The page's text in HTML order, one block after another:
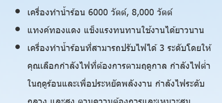
เครื่องทำน้ำร้อน 6000 วัตต์, 8,000 วัตต์
แทงค์ทองแดง แข็งแรงทนทานใช้งานได้ยาวนาน
เครื่องทำน้ำร้อนที่สามารถปรับไฟได้ 3 ระดับโดยให้
คุณเลือกกำลังไฟที่ต้องการตามฤดูกาล กำลังไฟต่ำ
ในฤดูร้อนและเพื่อประหยัดพลังงาน กำลังไฟระดับ